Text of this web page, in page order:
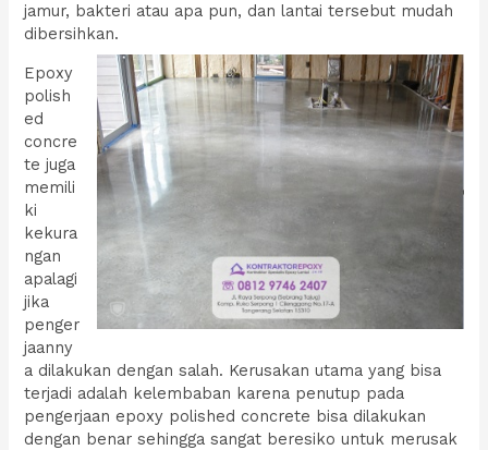
jamur, bakteri atau apa pun, dan lantai tersebut mudah
dibersihkan.
Epoxy
polish
ed
concre
te juga
memili
ki
kekura
ngan
apalagi
jika
penger
jaanny
a dilakukan dengan salah. Kerusakan utama yang bisa
terjadi adalah kelembaban karena penutup pada
pengerjaan epoxy polished concrete bisa dilakukan
dengan benar sehingga sangat beresiko untuk merusak